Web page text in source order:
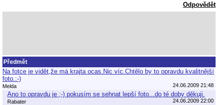
Odpovědět
Předmět
Na fotce je vidět,že má krajta ocas.Nic víc.Chtělo by to opravdu kvalitnější
foto.:-)
Melda 24.06.2009 21:48
Ano to opravdu je ;-) pokusím se sehnat lepší foto...do té doby děkuji.
Rabater 24.06.2009 22:00